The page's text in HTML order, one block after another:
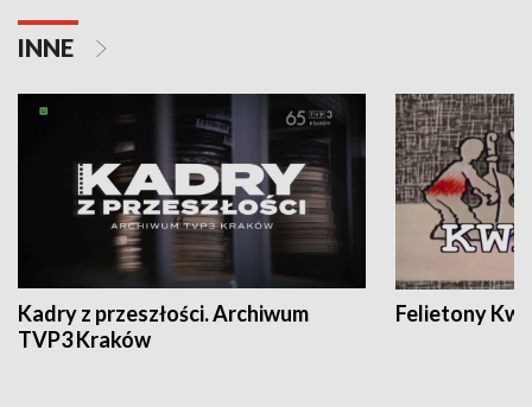
INNE
Kadry z przeszłości. Archiwum
TVP3 Kraków
Felietony